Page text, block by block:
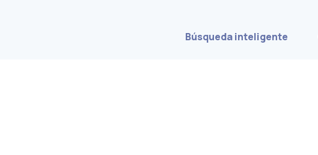
Búsqueda inteligente